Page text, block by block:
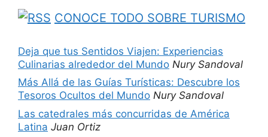
CONOCE TODO SOBRE TURISMO
Deja que tus Sentidos Viajen: Experiencias
Culinarias alrededor del Mundo Nury Sandoval
Más Allá de las Guías Turísticas: Descubre los
Tesoros Ocultos del Mundo Nury Sandoval
Las catedrales más concurridas de América
Latina Juan Ortiz